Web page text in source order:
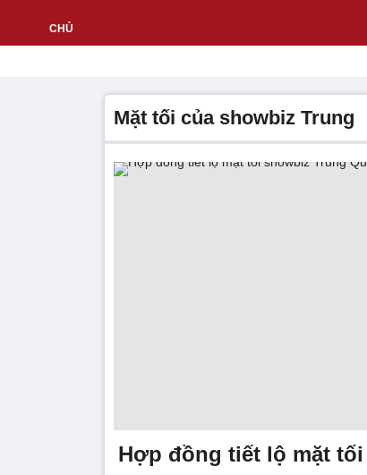
Mặt tối của showbiz Trung
Hợp đồng tiết lộ mặt